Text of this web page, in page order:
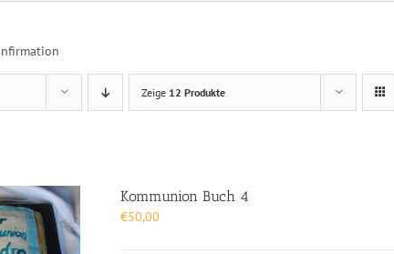
Zeige 12 Produkte
Kommunion Buch 4
€50,00